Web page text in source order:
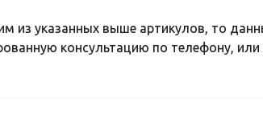
из указанных выше артикулов, то
консультацию по телефону,